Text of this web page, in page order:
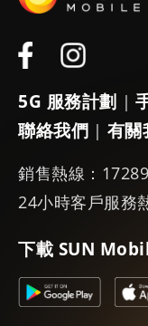
5G 服務計劃 |
聯絡我們 | 有關
銷售熱線：
24小時客戶服務
下載 SUN